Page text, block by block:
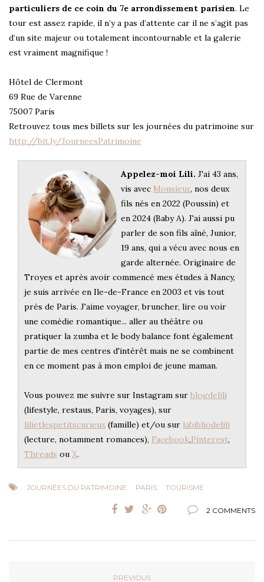
particuliers de ce coin du 7e arrondissement parisien. Le
tour est assez rapide, il n’y a pas d’attente car il ne s’agit pas
d’un site majeur ou totalement incontournable et la galerie
est vraiment magnifique !
Hôtel de Clermont
69 Rue de Varenne
75007 Paris
Retrouvez tous mes billets sur les journées du patrimoine sur
http://bit.ly/JourneesPatrimoine
Appelez-moi Lili. J'ai 43 ans,
vis avec Monsieur, nos deux
fils nés en 2022 (Poussin) et
en 2024 (Baby A). J'ai aussi pu
parler de son fils aîné, Junior,
19 ans, qui a vécu avec nous en
garde alternée. Originaire de
Troyes et après avoir commencé mes études à Nancy,
je suis arrivée en Ile-de-France en 2003 et vis tout
près de Paris. J'aime voyager, bruncher, lire ou voir
une comédie romantique... aller au théâtre ou
pratiquer la zumba et le body balance font également
partie de mes centres d'intérêt mais ne se combinent
en ce moment pas à mon emploi de jeune maman.
Vous pouvez me suivre sur Instagram sur blogdelili
(lifestyle, restaus, Paris, voyages), sur
lilietlespetitscurieux (famille) et/ou sur labibliodelili
(lecture, notamment romances), Facebook,Pinterest,
Threads ou X.
JOURNÉES DU PATRIMOINE PARIS TOURISME
2 COMMENTS
PREVIOUS